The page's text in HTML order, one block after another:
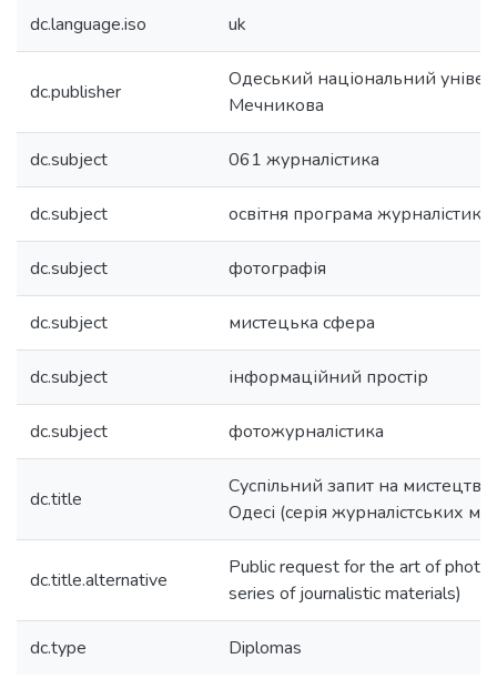
dc.language.iso uk
dc.publisher
Одеський національний
Мечникова
dc.subject 061 журналістика
dc.subject освітня програма журналістика
dc.subject фотографія
dc.subject мистецька сфера
dc.subject інформаційний простір
dc.subject фотожурналістика
dc.title
Суспільний запит на мистецтво
Одесі (серія журналістських
dc.title.alternative
Public request for the art of
series of journalistic materials)
dc.type Diplomas